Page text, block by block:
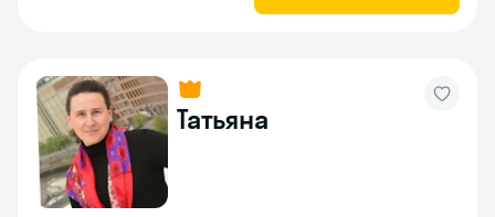
Татьяна